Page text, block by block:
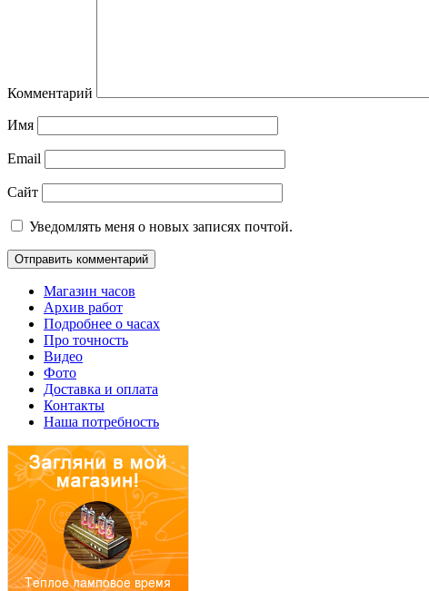
Комментарий
Имя
Email
Сайт
Уведомлять меня о новых записях почтой.
Магазин часов
Архив работ
Подробнее о часах
Про точность
Видео
Фото
Доставка и оплата
Контакты
Наша потребность